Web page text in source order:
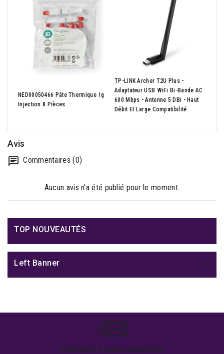
NED00050466 Pâte Thermique 1g
Injection 8 Pièces
TP-LINK Archer T2U Plus -
Adaptateur USB WiFi Bi-Bande AC
600 Mbps - Antenne 5 DBi - Haut
Débit Et Large Compatibilité
Avis
Commentaires (0)
Aucun avis n'a été publié pour le moment.
TOP NOUVEAUTÉS 
Left Banner 
S'abonner à notre newsletter